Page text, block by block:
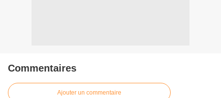
Commentaires
Ajouter un commentaire